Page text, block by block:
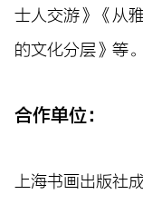
士人交游》《从
的文化分层》等。
合作单位：
上海书画出版社